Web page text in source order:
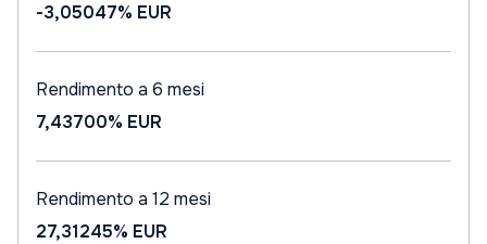
-3,05047% EUR
Rendimento a 6 mesi
7,43700% EUR
Rendimento a 12 mesi
27,31245% EUR